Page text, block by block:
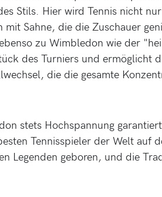
Stils. Hier wird Tennis nicht
mit Sahne, die die Zuschauer
zu Wimbledon wie der
des Turniers und ermöglicht
die die gesamte
stets Hochspannung
Tennisspieler der Welt auf
Legenden geboren, und die